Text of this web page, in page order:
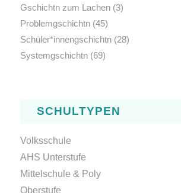
Gschichtn zum Lachen(3)
Problemgschichtn(45)
Schüler*innengschichtn(28)
Systemgschichtn(69)
SCHULTYPEN
Volksschule
AHS Unterstufe
Mittelschule & Poly
Oberstufe